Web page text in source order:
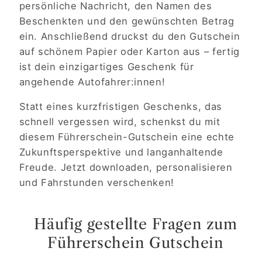
persönliche Nachricht, den Namen des
Beschenkten und den gewünschten Betrag
ein. Anschließend druckst du den Gutschein
auf schönem Papier oder Karton aus – fertig
ist dein einzigartiges Geschenk für
angehende Autofahrer:innen!
Statt eines kurzfristigen Geschenks, das
schnell vergessen wird, schenkst du mit
diesem Führerschein-Gutschein eine echte
Zukunftsperspektive und langanhaltende
Freude. Jetzt downloaden, personalisieren
und Fahrstunden verschenken!
Häufig gestellte Fragen zum
Führerschein Gutschein